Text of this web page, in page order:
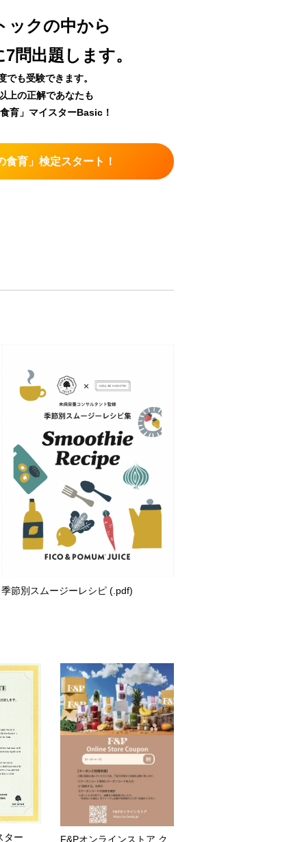
ックの中から
問出題します。
でも受験できます。
上の正解であなたも
育」マイスターBasic！
食育」検定スタート ！
季節別スムージーレシピ (.pdf)
ター F&Pオンラインストア ク